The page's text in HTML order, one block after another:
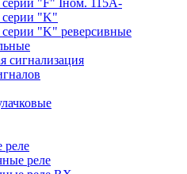
серии "K"
"K" реверсивные
сигнализация
реле
реле